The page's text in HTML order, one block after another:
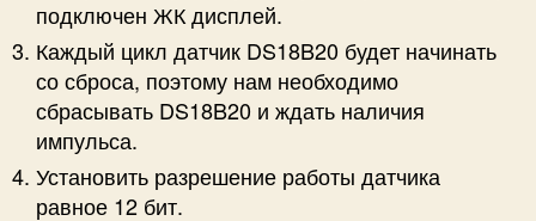
подключен ЖК дисплей.
Каждый цикл датчик DS18B20 будет начинать
со сброса, поэтому нам необходимо
сбрасывать DS18B20 и ждать наличия
импульса.
Установить разрешение работы датчика
равное 12 бит.